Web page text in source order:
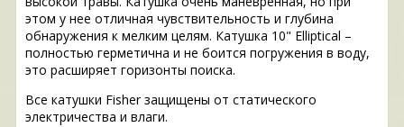
этом у нее отличная чувствительность и глубина
обнаружения к мелким целям. Катушка 10" Elliptical –
полностью герметична и не боится погружения в воду,
это расширяет горизонты поиска.
Все катушки Fisher защищены от статического
электричества и влаги.